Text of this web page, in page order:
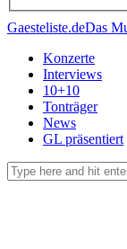
Gaesteliste.deDas
Konzerte
Interviews
10+10
Tonträger
News
GL präsentiert